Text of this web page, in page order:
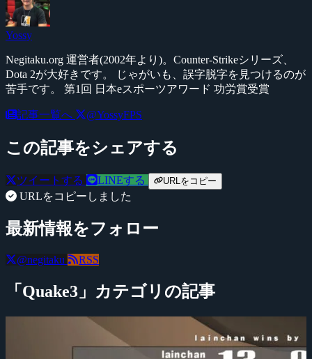
Yossy
Negitaku.org 運営者(2002年より)。Counter-Strikeシリーズ、
Dota 2が大好きです。 じゃがいも、誤字脱字を見つけるのが
苦手です。 第1回 日本eスポーツアワード 功労賞受賞
記事一覧へ @YossyFPS
この記事をシェアする
ツイートする LINEする URLをコピー
URLをコピーしました
最新情報をフォロー
@negitaku RSS
「Quake3」カテゴリの記事